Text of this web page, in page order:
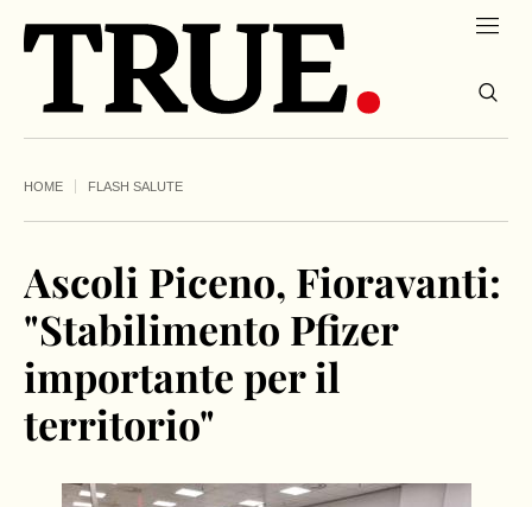
HOME FLASH SALUTE
Ascoli Piceno, Fioravanti:
"Stabilimento Pfizer
importante per il
territorio"